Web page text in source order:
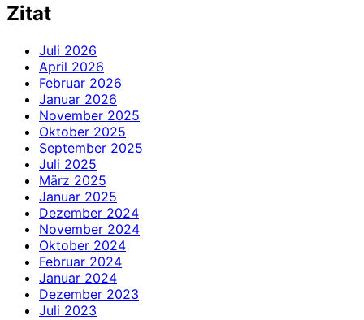
Zitat
Juli 2026
April 2026
Februar 2026
Januar 2026
November 2025
Oktober 2025
September 2025
Juli 2025
März 2025
Januar 2025
Dezember 2024
November 2024
Oktober 2024
Februar 2024
Januar 2024
Dezember 2023
Juli 2023